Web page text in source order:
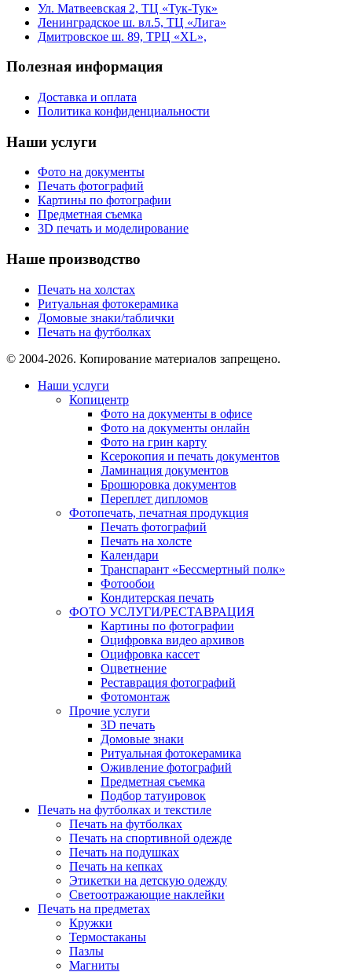
Ул. Матвеевская 2, ТЦ «Тук-Тук»
Ленинградское ш. вл.5, ТЦ «Лига»
Дмитровское ш. 89, ТРЦ «XL»,
Полезная информация
Доставка и оплата
Политика конфиденциальности
Наши услуги
Фото на документы
Печать фотографий
Картины по фотографии
Предметная съемка
3D печать и моделирование
Наше производство
Печать на холстах
Ритуальная фотокерамика
Домовые знаки/таблички
Печать на футболках
© 2004-2026. Копирование материалов запрещено.
Наши услуги
Копицентр
Фото на документы в офисе
Фото на документы онлайн
Фото на грин карту
Ксерокопия и печать документов
Ламинация документов
Брошюровка документов
Переплет дипломов
Фотопечать, печатная продукция
Печать фотографий
Печать на холсте
Календари
Транспарант «Бессмертный полк»
Фотообои
Кондитерская печать
ФОТО УСЛУГИ/РЕСТАВРАЦИЯ
Картины по фотографии
Оцифровка видео архивов
Оцифровка кассет
Оцветнение
Реставрация фотографий
Фотомонтаж
Прочие услуги
3D печать
Домовые знаки
Ритуальная фотокерамика
Оживление фотографий
Предметная съемка
Подбор татуировок
Печать на футболках и текстиле
Печать на футболках
Печать на спортивной одежде
Печать на подушках
Печать на кепках
Этикетки на детскую одежду
Светоотражающие наклейки
Печать на предметах
Кружки
Термостаканы
Пазлы
Магниты